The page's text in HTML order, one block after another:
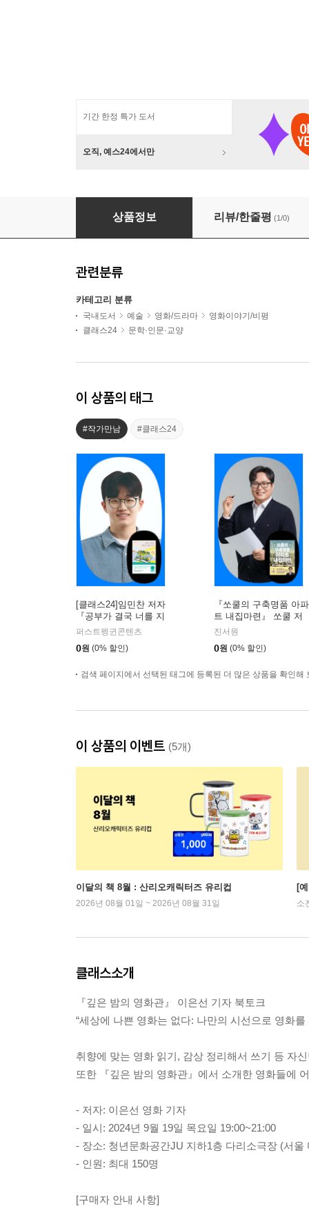
기간 한정 특가 도서
오직, 예스24에서만
『깊은 밤의 영화관』 이은선 기자 북토크
상품정보 리뷰/한줄평 (1/0)
관련분류
카테고리 분류
국내도서 예술 영화/드라마
영화이야기/비평
클래스24
문학·인문·교양
이 상품의 태그
#작가만남 #클래스24
[클래스24]임민찬 저자
『공부가 결국 너를 지
켜줄 거야』온라인 북토
퍼스트펭귄콘텐츠
0원 (0% 할인)
『쏘쿨의 구축명품 아파
트 내집마련』 쏘쿨 저
자 온라인 북토크
진서원
0원 (0% 할인)
검색 페이지에서 선택된 태그에 등록된 더 많은 상품을 확인해
이 상품의 이벤트 (5개)
이달의 책 8월 : 산리오캐릭터즈 유리컵
2026년 08월 01일 ~ 2026년 08월 31일
[
소
클래스소개
『깊은 밤의 영화관』 이은선 기자 북토크
“세상에 나쁜 영화는 없다: 나만의 시선으로 영화를
취향에 맞는 영화 읽기, 감상 정리해서 쓰기 등 자
또한 『깊은 밤의 영화관』에서 소개한 영화들에
- 저자: 이은선 영화 기자
- 일시: 2024년 9월 19일 목요일 19:00~21:00
- 장소: 청년문화공간JU 지하1층 다리소극장 (서
- 인원: 최대 150명
[구매자 안내 사항]